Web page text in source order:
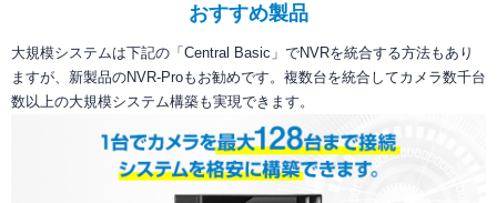
おすすめ製品
大規模システムは下記の「Central Basic」でNVRを統合する方法もあり
ますが、新製品のNVR-Proもお勧めです。複数台を統合してカメラ数千台
数以上の大規模システム構築も実現できます。